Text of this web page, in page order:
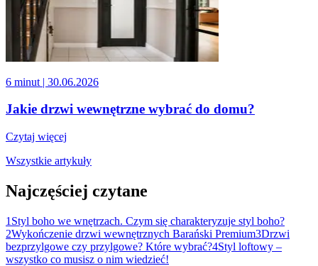
6 minut | 30.06.2026
Jakie drzwi wewnętrzne wybrać do domu?
Czytaj więcej
Wszystkie artykuły
Najczęściej czytane
1 Styl boho we wnętrzach. Czym się charakteryzuje styl boho?
2Wykończenie drzwi wewnętrznych Barański Premium3Drzwi
bezprzylgowe czy przylgowe? Które wybrać?4Styl loftowy –
wszystko co musisz o nim wiedzieć!